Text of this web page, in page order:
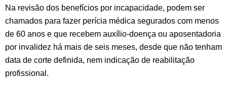
Na revisão dos benefícios por incapacidade, podem ser
chamados para fazer perícia médica segurados com menos
de 60 anos e que recebem auxílio-doença ou aposentadoria
por invalidez há mais de seis meses, desde que não tenham
data de corte definida, nem indicação de reabilitação
profissional.